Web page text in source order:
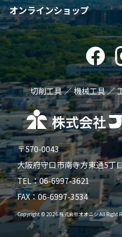
オンラインショップ
切削工具 ／ 機械工具 ／
〒570-0043
大阪府守口市南寺方東通5丁
TEL：06-6997-3621
FAX：06-6997-3534
Copyright © 2026 株式会社オオニシ All Right